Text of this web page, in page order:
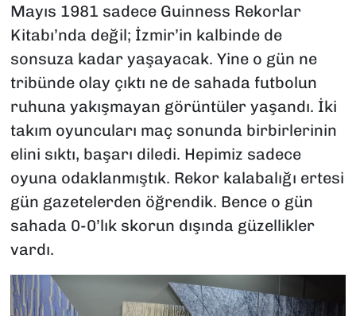
Mayıs 1981 sadece Guinness Rekorlar
Kitabı’nda değil; İzmir’in kalbinde de
sonsuza kadar yaşayacak. Yine o gün ne
tribünde olay çıktı ne de sahada futbolun
ruhuna yakışmayan görüntüler yaşandı. İki
takım oyuncuları maç sonunda birbirlerinin
elini sıktı, başarı diledi. Hepimiz sadece
oyuna odaklanmıştık. Rekor kalabalığı ertesi
gün gazetelerden öğrendik. Bence o gün
sahada 0-0’lık skorun dışında güzellikler
vardı.